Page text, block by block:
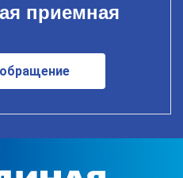
приемная